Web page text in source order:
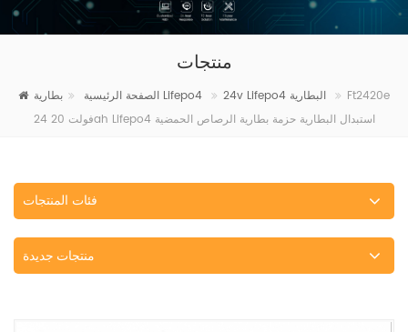
منتجات
الصفحة الرئيسية بطارية Lifepo4 24v Lifepo4 البطارية
Ft2420e
24 فولت 20ah Lifepo4 استبدال البطارية حزمة بطارية الرصاص الحمضية
فئات المنتجات
منتجات جديدة